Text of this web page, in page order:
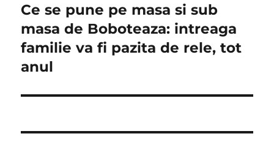
Next
post:
Ce se pune pe masa si sub
masa de Boboteaza: intreaga
familie va fi pazita de rele, tot
anul